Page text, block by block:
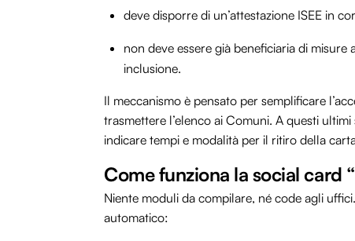
deve disporre di un’attestazione ISEE in
non deve essere già beneficiaria di misure
inclusione.
Il meccanismo è pensato per semplificare
trasmettere l’elenco ai Comuni. A questi
indicare tempi e modalità per il ritiro della
Come funziona la social card
Niente moduli da compilare, né code agli
automatico: